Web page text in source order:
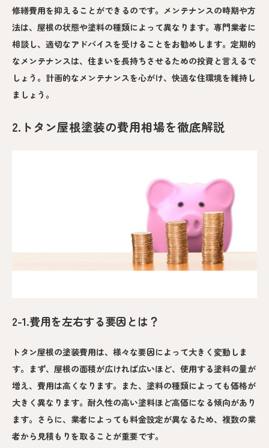
修繕費用を抑えることができるのです。メンテナンスの時期や方
法は、屋根の状態や塗料の種類によって異なります。専門業者に
相談し、適切なアドバイスを受けることをお勧めします。定期的
なメンテナンスは、住まいを長持ちさせるための投資と言えるで
しょう。計画的なメンテナンスを心がけ、快適な住環境を維持し
ましょう。
2.トタン屋根塗装の費用相場を徹底解説
2-1.費用を左右する要因とは？
トタン屋根の塗装費用は、様々な要因によって大きく変動しま
す。まず、屋根の面積が広ければ広いほど、使用する塗料の量が
増え、費用は高くなります。また、塗料の種類によっても価格が
大きく異なります。耐久性の高い塗料ほど高価になる傾向があり
ます。さらに、業者によっても料金設定が異なるため、複数の業
者から見積もりを取ることが重要です。